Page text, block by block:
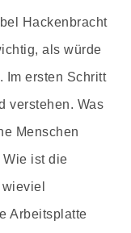
Hackenbracht
als würde
Im ersten Schritt
verstehen. Was
Menschen
Wie ist die
Arbeitsplatte